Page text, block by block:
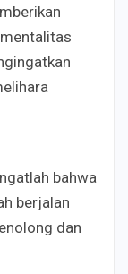
bahwa
berjalan
dan